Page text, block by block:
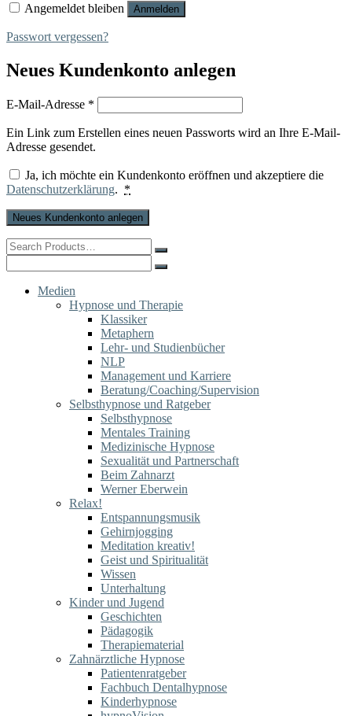
Angemeldet bleiben Anmelden
Passwort vergessen?
Neues Kundenkonto anlegen
E-Mail-Adresse *
Ein Link zum Erstellen eines neuen Passworts wird an Ihre E-Mail-
Adresse gesendet.
Ja, ich möchte ein Kundenkonto eröffnen und akzeptiere die
Datenschutzerklärung. *
Neues Kundenkonto anlegen
Search
for:
for:
Medien
Hypnose und Therapie
Klassiker
Metaphern
Lehr- und Studienbücher
NLP
Management und Karriere
Beratung/Coaching/Supervision
Selbsthypnose und Ratgeber
Selbsthypnose
Mentales Training
Medizinische Hypnose
Sexualität und Partnerschaft
Beim Zahnarzt
Werner Eberwein
Relax!
Entspannungsmusik
Gehirnjogging
Meditation kreativ!
Geist und Spiritualität
Wissen
Unterhaltung
Kinder und Jugend
Geschichten
Pädagogik
Therapiematerial
Zahnärztliche Hypnose
Patientenratgeber
Fachbuch Dentalhypnose
Kinderhypnose